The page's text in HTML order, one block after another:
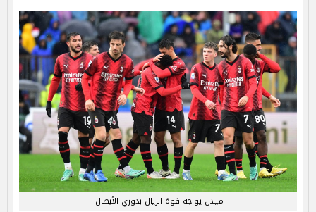
ميلان يواجه قوة الريال بدوري الأبطال